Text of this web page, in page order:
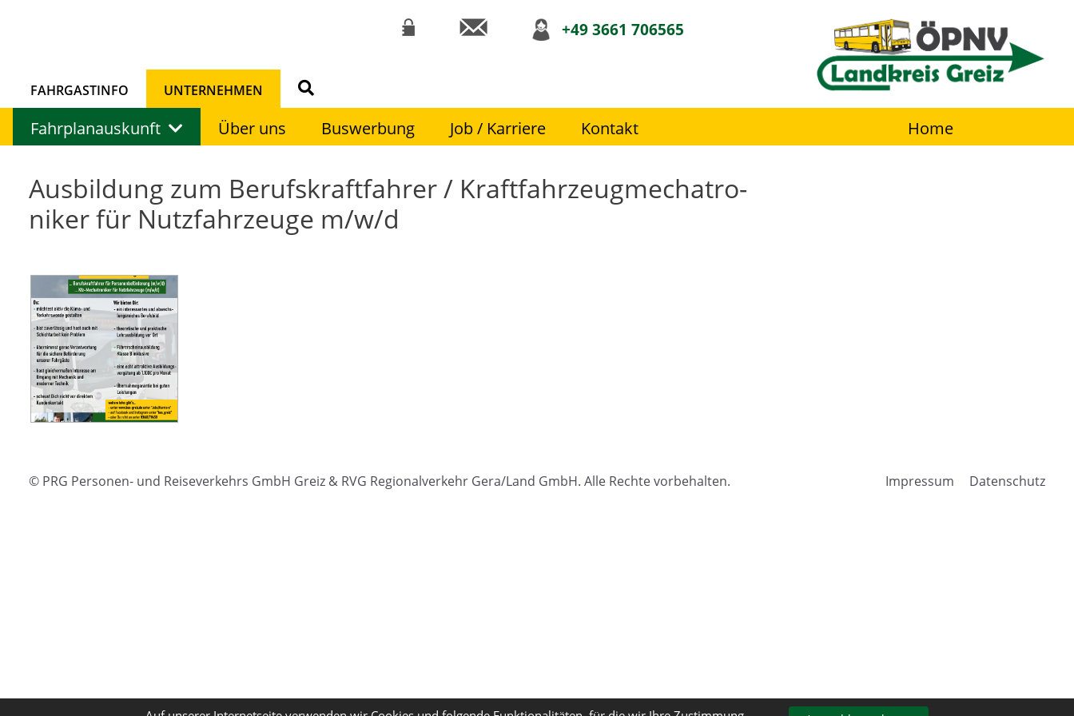
+49 3661 706565
Home
FAHRGASTINFO UNTERNEHMEN
Fahrplanauskunft Über uns Buswerbung Job / Karriere Kontakt
Aus­bildung zum Be­r­ufskraftf­ahr­er / Kraft­f­ah­rzeug­mechatro­
niker für Nu­tz­f­ah­rzeuge m/w/d
Impressum Datenschutz
© PRG Personen- und Reiseverkehrs GmbH Greiz & RVG Regionalverkehr Gera/Land GmbH. Alle Rechte vorbehalten.